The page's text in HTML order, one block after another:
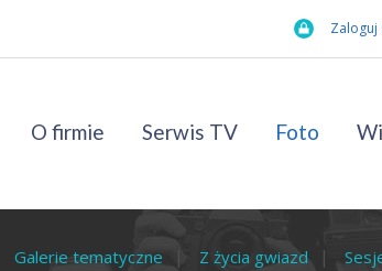
Zaloguj
O firmie Serwis TV Foto
Galerie tematyczne Z życia gwiazd